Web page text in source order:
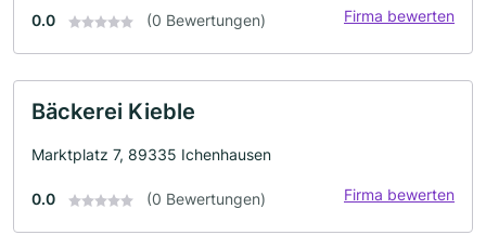
0.0 (0 Bewertungen) Firma bewerten
Bäckerei Kieble
Marktplatz 7, 89335 Ichenhausen
0.0 (0 Bewertungen) Firma bewerten